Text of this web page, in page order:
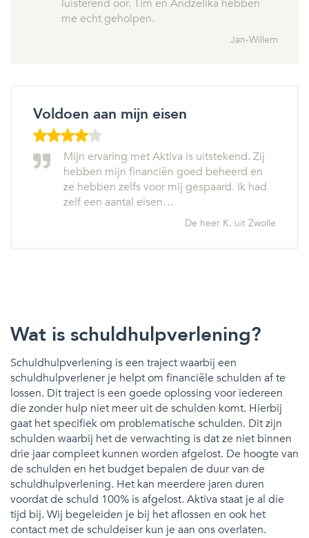
luisterend oor. Tim en Andzelika hebben
me echt geholpen.
Jan-Willem
Voldoen aan mijn eisen
Mijn ervaring met Aktiva is uitstekend. Zij
hebben mijn financiën goed beheerd en
ze hebben zelfs voor mij gespaard. Ik had
zelf een aantal eisen…
De heer K. uit Zwolle
Wat is schuldhulpverlening?
Schuldhulpverlening is een traject waarbij een
schuldhulpverlener je helpt om financiële schulden af te
lossen. Dit traject is een goede oplossing voor iedereen
die zonder hulp niet meer uit de schulden komt. Hierbij
gaat het specifiek om problematische schulden. Dit zijn
schulden waarbij het de verwachting is dat ze niet binnen
drie jaar compleet kunnen worden afgelost. De hoogte van
de schulden en het budget bepalen de duur van de
schuldhulpverlening. Het kan meerdere jaren duren
voordat de schuld 100% is afgelost. Aktiva staat je al die
tijd bij. Wij begeleiden je bij het aflossen en ook het
contact met de schuldeiser kun je aan ons overlaten.